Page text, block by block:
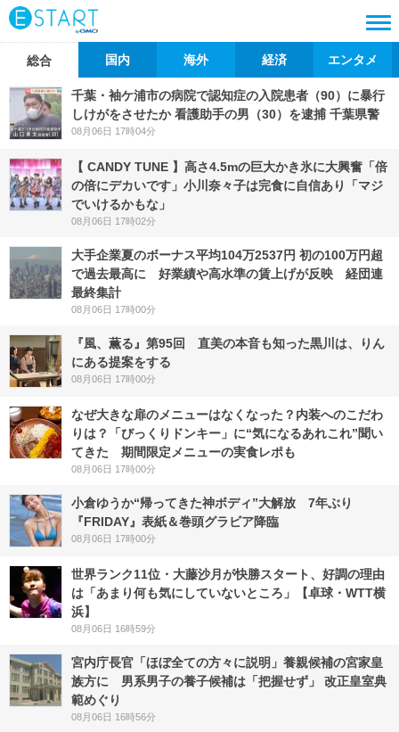
総合 国内 海外 経済 エンタメ
千葉・袖ケ浦市の病院で認知症の入院患者（90）に暴行
しけがをさせたか 看護助手の男（30）を逮捕 千葉県警
08月06日 17時04分
【 CANDY TUNE 】高さ4.5mの巨大かき氷に大興奮「倍
の倍にデカいです」小川奈々子は完食に自信あり「マジ
でいけるかもな」
08月06日 17時02分
大手企業夏のボーナス平均104万2537円 初の100万円超
で過去最高に 好業績や高水準の賃上げが反映 経団連
最終集計
08月06日 17時00分
『風、薫る』第95回 直美の本音も知った黒川は、りん
にある提案をする
08月06日 17時00分
なぜ大きな扉のメニューはなくなった？内装へのこだわ
りは？「びっくりドンキー」に“気になるあれこれ”聞い
てきた 期間限定メニューの実食レポも
08月06日 17時00分
小倉ゆうか“帰ってきた神ボディ”大解放 7年ぶり
『FRIDAY』表紙＆巻頭グラビア降臨
08月06日 17時00分
世界ランク11位・大藤沙月が快勝スタート、好調の理由
は「あまり何も気にしていないところ」【卓球・WTT横
浜】
08月06日 16時59分
宮内庁長官「ほぼ全ての方々に説明」養親候補の宮家皇
族方に 男系男子の養子候補は「把握せず」 改正皇室典
範めぐり
08月06日 16時56分